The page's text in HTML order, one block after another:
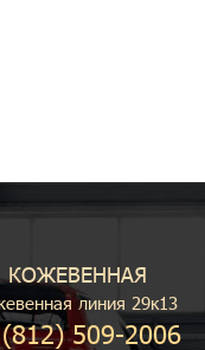
КОЖЕВЕННАЯ
линия 29к13
509-2006